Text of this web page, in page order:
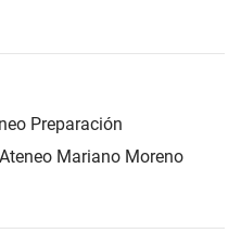
Preparación
Ateneo Mariano Moreno